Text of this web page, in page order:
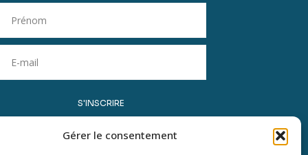
Gérer le consentement
S'INSCRIRE